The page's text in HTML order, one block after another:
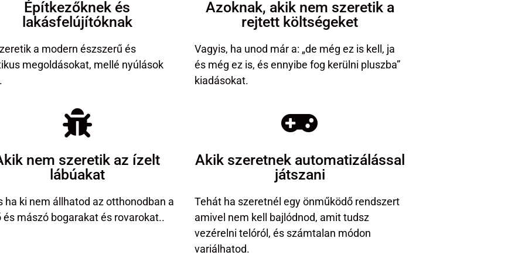
Építkezőknek és
lakásfelújítóknak
a modern észszerű és
megoldásokat, mellé nyúlások
Azoknak, akik nem szeretik a
rejtett költségeket
Vagyis, ha unod már a: „de még ez is kell, ja
és még ez is, és ennyibe fog kerülni pluszba”
kiadásokat.
nem szeretik az ízelt
lábúakat
ha ki nem állhatod az otthonodban a
és mászó bogarakat és rovarokat..
Akik szeretnek automatizálással
játszani
Tehát ha szeretnél egy önműködő rendszert
amivel nem kell bajlódnod, amit tudsz
vezérelni telóról, és számtalan módon
variálhatod.